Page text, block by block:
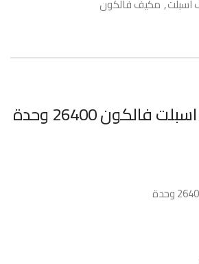
, مكيف فالكون
مميزات مكيف اسبلت فالكون 26400 وحدة